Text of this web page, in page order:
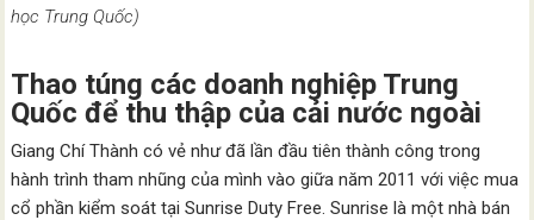
học Trung Quốc)
Thao túng các doanh nghiệp Trung
Quốc để thu thập của cải nước ngoài
Giang Chí Thành có vẻ như đã lần đầu tiên thành công trong
hành trình tham nhũng của mình vào giữa năm 2011 với việc mua
cổ phần kiểm soát tại Sunrise Duty Free. Sunrise là một nhà bán